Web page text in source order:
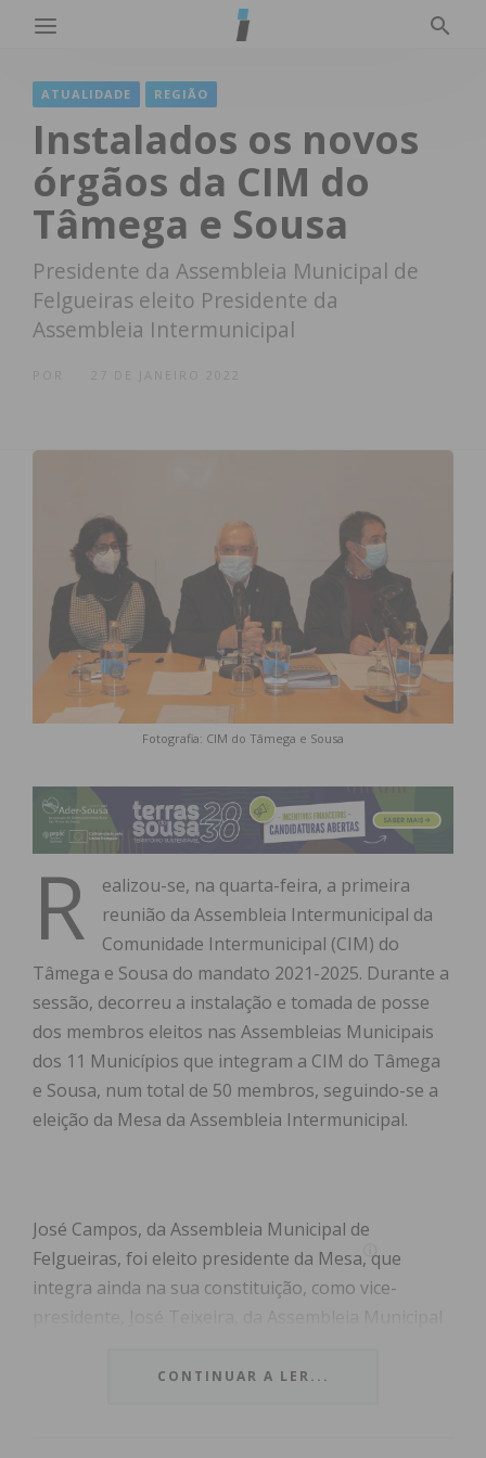
ATUALIDADE REGIÃO
Instalados os novos
órgãos da CIM do
Tâmega e Sousa
Presidente da Assembleia Municipal de
Felgueiras eleito Presidente da
Assembleia Intermunicipal
27 DE JANEIRO 2022
Fotografia: CIM do Tâmega e Sousa
R
ealizou-se, na quarta-feira, a primeira
reunião da Assembleia Intermunicipal da
Comunidade Intermunicipal (CIM) do
Tâmega e Sousa do mandato 2021-2025. Durante a
sessão, decorreu a instalação e tomada de posse
dos membros eleitos nas Assembleias Municipais
dos 11 Municípios que integram a CIM do Tâmega
e Sousa, num total de 50 membros, seguindo-se a
eleição da Mesa da Assembleia Intermunicipal.
José Campos, da Assembleia Municipal de
Felgueiras, foi eleito presidente da Mesa, que
integra ainda na sua constituição, como vice-
Assembleia Municipal de Amarante. Na reunião,
CONTINUAR A LER...